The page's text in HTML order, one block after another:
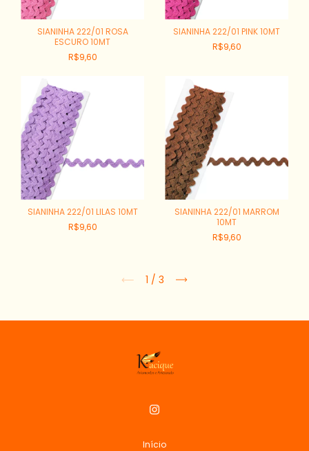
SIANINHA 222/01 ROSA
ESCURO 10MT
R$9,60
SIANINHA 222/01 PINK 10MT
R$9,60
SIANINHA 222/01 LILAS 10MT
R$9,60
SIANINHA 222/01 MARROM
10MT
R$9,60
1 / 3
Início